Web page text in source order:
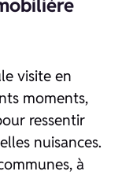
visite en
moments,
ressentir
nuisances.
à